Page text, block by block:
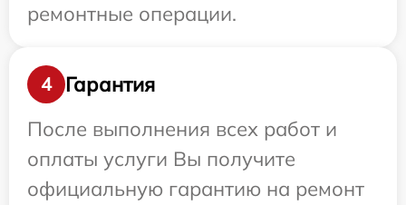
ремонтные операции.
4
Гарантия
После выполнения всех работ и
оплаты услуги Вы получите
официальную гарантию на ремонт